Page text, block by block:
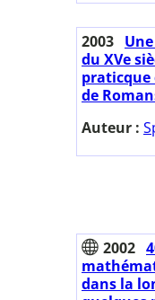
2003
du XVe
praticque
de
Auteur :
2002
dans la